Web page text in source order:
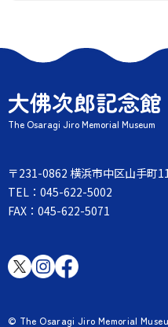
大佛次郎記念館
The Osaragi Jiro Memorial Museum
〒231-0862 横浜市中区山手町
TEL：045-622-5002
FAX：045-622-5071
© The Osaragi Jiro Memorial